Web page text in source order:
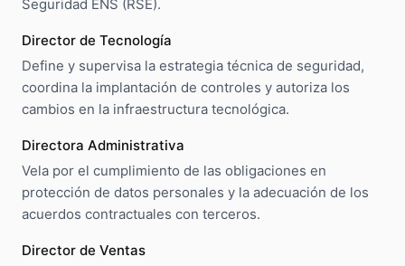
Seguridad ENS (RSE).
Director de Tecnología
Define y supervisa la estrategia técnica de seguridad,
coordina la implantación de controles y autoriza los
cambios en la infraestructura tecnológica.
Directora Administrativa
Vela por el cumplimiento de las obligaciones en
protección de datos personales y la adecuación de los
acuerdos contractuales con terceros.
Director de Ventas